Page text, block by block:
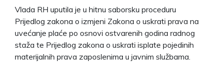
Vlada RH uputila je u hitnu saborsku proceduru
Prijedlog zakona o izmjeni Zakona o uskrati prava na
uvećanje plaće po osnovi ostvarenih godina radnog
staža te Prijedlog zakona o uskrati isplate pojedinih
materijalnih prava zaposlenima u javnim službama.